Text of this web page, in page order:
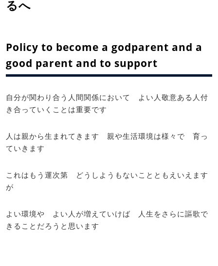
るへ
Policy to become a godparent and a
good parent and to support
自分が関わり合う人間関係において よい人敬意ある人付
き合っていくことは重要です
人は親から生まれてきます 親や生活環境は様々で 育っ
ていきます
これはもう運次第 どうしようもないことともえいえます
が
よい環境や よい人が増えていけば 人生をさらに謳歌で
きることだろうと思います